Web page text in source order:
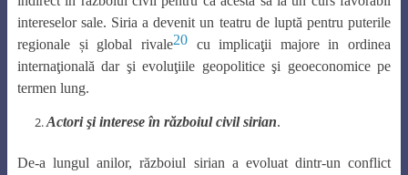
intereselor sale. Siria a devenit un teatru de luptă pentru puterile
regionale și global rivale20cu implicaţii majore in ordinea
internaţională dar şi evoluţiile geopolitice şi geoeconomice pe
termen lung.
Actori şi interese în războiul civil sirian.
De-a lungul anilor, războiul sirian a evoluat dintr-un conflict